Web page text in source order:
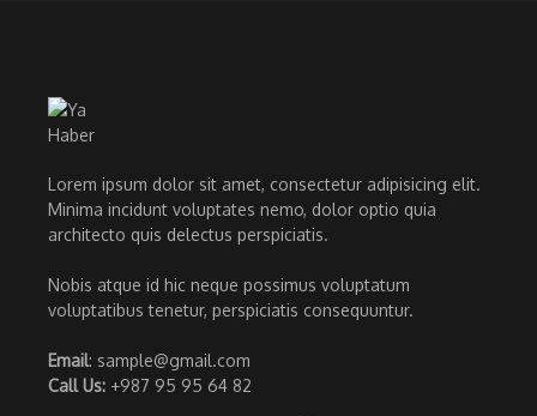
Lorem ipsum dolor sit amet, consectetur adipisicing elit.
Minima incidunt voluptates nemo, dolor optio quia
architecto quis delectus perspiciatis.
Nobis atque id hic neque possimus voluptatum
voluptatibus tenetur, perspiciatis consequuntur.
Email: sample@gmail.com
Call Us: +987 95 95 64 82